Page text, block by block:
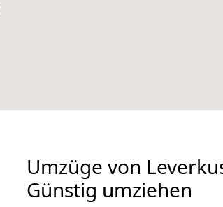
Umzüge von
Günstig umziehen